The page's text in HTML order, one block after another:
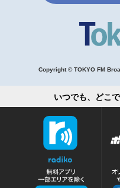
Copyright © TOKYO FM
いつでも、どこ